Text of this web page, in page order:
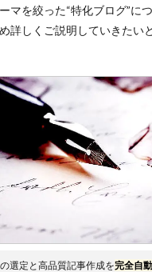
マを絞った“特化ブログ”に
詳しくご説明していきたい
選定と高品質記事作成を完全自